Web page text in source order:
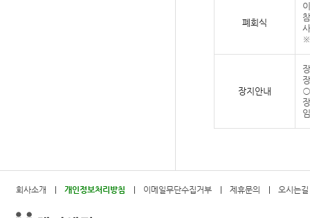
폐회식
장지안내
회사소개 개인정보처리방침 이메일무단수집거부 제휴문의 오시는길